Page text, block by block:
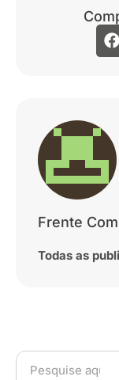
Frente
Todas as